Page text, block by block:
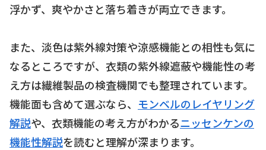
浮かず、爽やかさと落ち着きが両立できます。
また、淡色は紫外線対策や涼感機能との相性も気に
なるところですが、衣類の紫外線遮蔽や機能性の考
え方は繊維製品の検査機関でも整理されています。
機能面も含めて選ぶなら、 モンベルのレイヤリング
解説や、衣類機能の考え方がわかるニッセンケンの
機能性解説を読むと理解が深まります。